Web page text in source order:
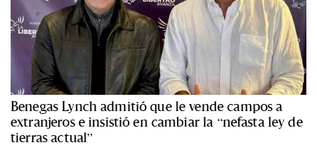
Benegas Lynch admitió que le vende campos a
extranjeros e insistió en cambiar la “nefasta ley de
tierras actual”